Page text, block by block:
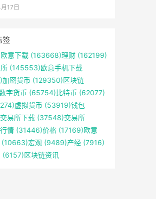
17日
签
欧意下载 (163668)理财 (162199)
(145553)欧意手机下载
加密货币 (129350)区块链
字货币 (65754)比特币 (62077)
虚拟货币 (53919)钱包
交易所下载 (37548)交易所
行情 (31446)价格 (17169)欧意
(10663)宏观 (9489)产经 (7916)
(6157)区块链资讯